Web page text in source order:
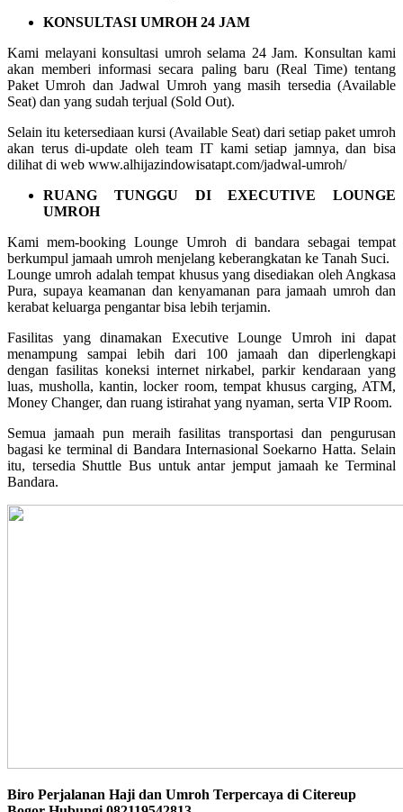
KONSULTASI UMROH 24 JAM
Kami melayani konsultasi umroh selama 24 Jam. Konsultan kami
akan memberi informasi secara paling baru (Real Time) tentang
Paket Umroh dan Jadwal Umroh yang masih tersedia (Available
Seat) dan yang sudah terjual (Sold Out).
Selain itu ketersediaan kursi (Available Seat) dari setiap paket umroh
akan terus di-update oleh team IT kami setiap jamnya, dan bisa
dilihat di web www.alhijazindowisatapt.com/jadwal-umroh/
RUANG TUNGGU DI EXECUTIVE LOUNGE
UMROH
Kami mem-booking Lounge Umroh di bandara sebagai tempat
berkumpul jamaah umroh menjelang keberangkatan ke Tanah Suci.
Lounge umroh adalah tempat khusus yang disediakan oleh Angkasa
Pura, supaya keamanan dan kenyamanan para jamaah umroh dan
kerabat keluarga pengantar bisa lebih terjamin.
Fasilitas yang dinamakan Executive Lounge Umroh ini dapat
menampung sampai lebih dari 100 jamaah dan diperlengkapi
dengan fasilitas koneksi internet nirkabel, parkir kendaraan yang
luas, musholla, kantin, locker room, tempat khusus carging, ATM,
Money Changer, dan ruang istirahat yang nyaman, serta VIP Room.
Semua jamaah pun meraih fasilitas transportasi dan pengurusan
bagasi ke terminal di Bandara Internasional Soekarno Hatta. Selain
itu, tersedia Shuttle Bus untuk antar jemput jamaah ke Terminal
Bandara.
Biro Perjalanan Haji dan Umroh Terpercaya di Citereup